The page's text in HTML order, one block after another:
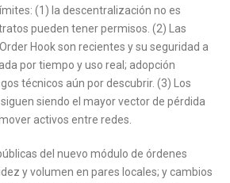
(1) la descentralización no es
pueden tener permisos. (2) Las
Hook son recientes y su seguridad a
por tiempo y uso real; adopción
técnicos aún por descubrir. (3) Los
siendo el mayor vector de pérdida
activos entre redes.
del nuevo módulo de órdenes
y volumen en pares locales; y cambios